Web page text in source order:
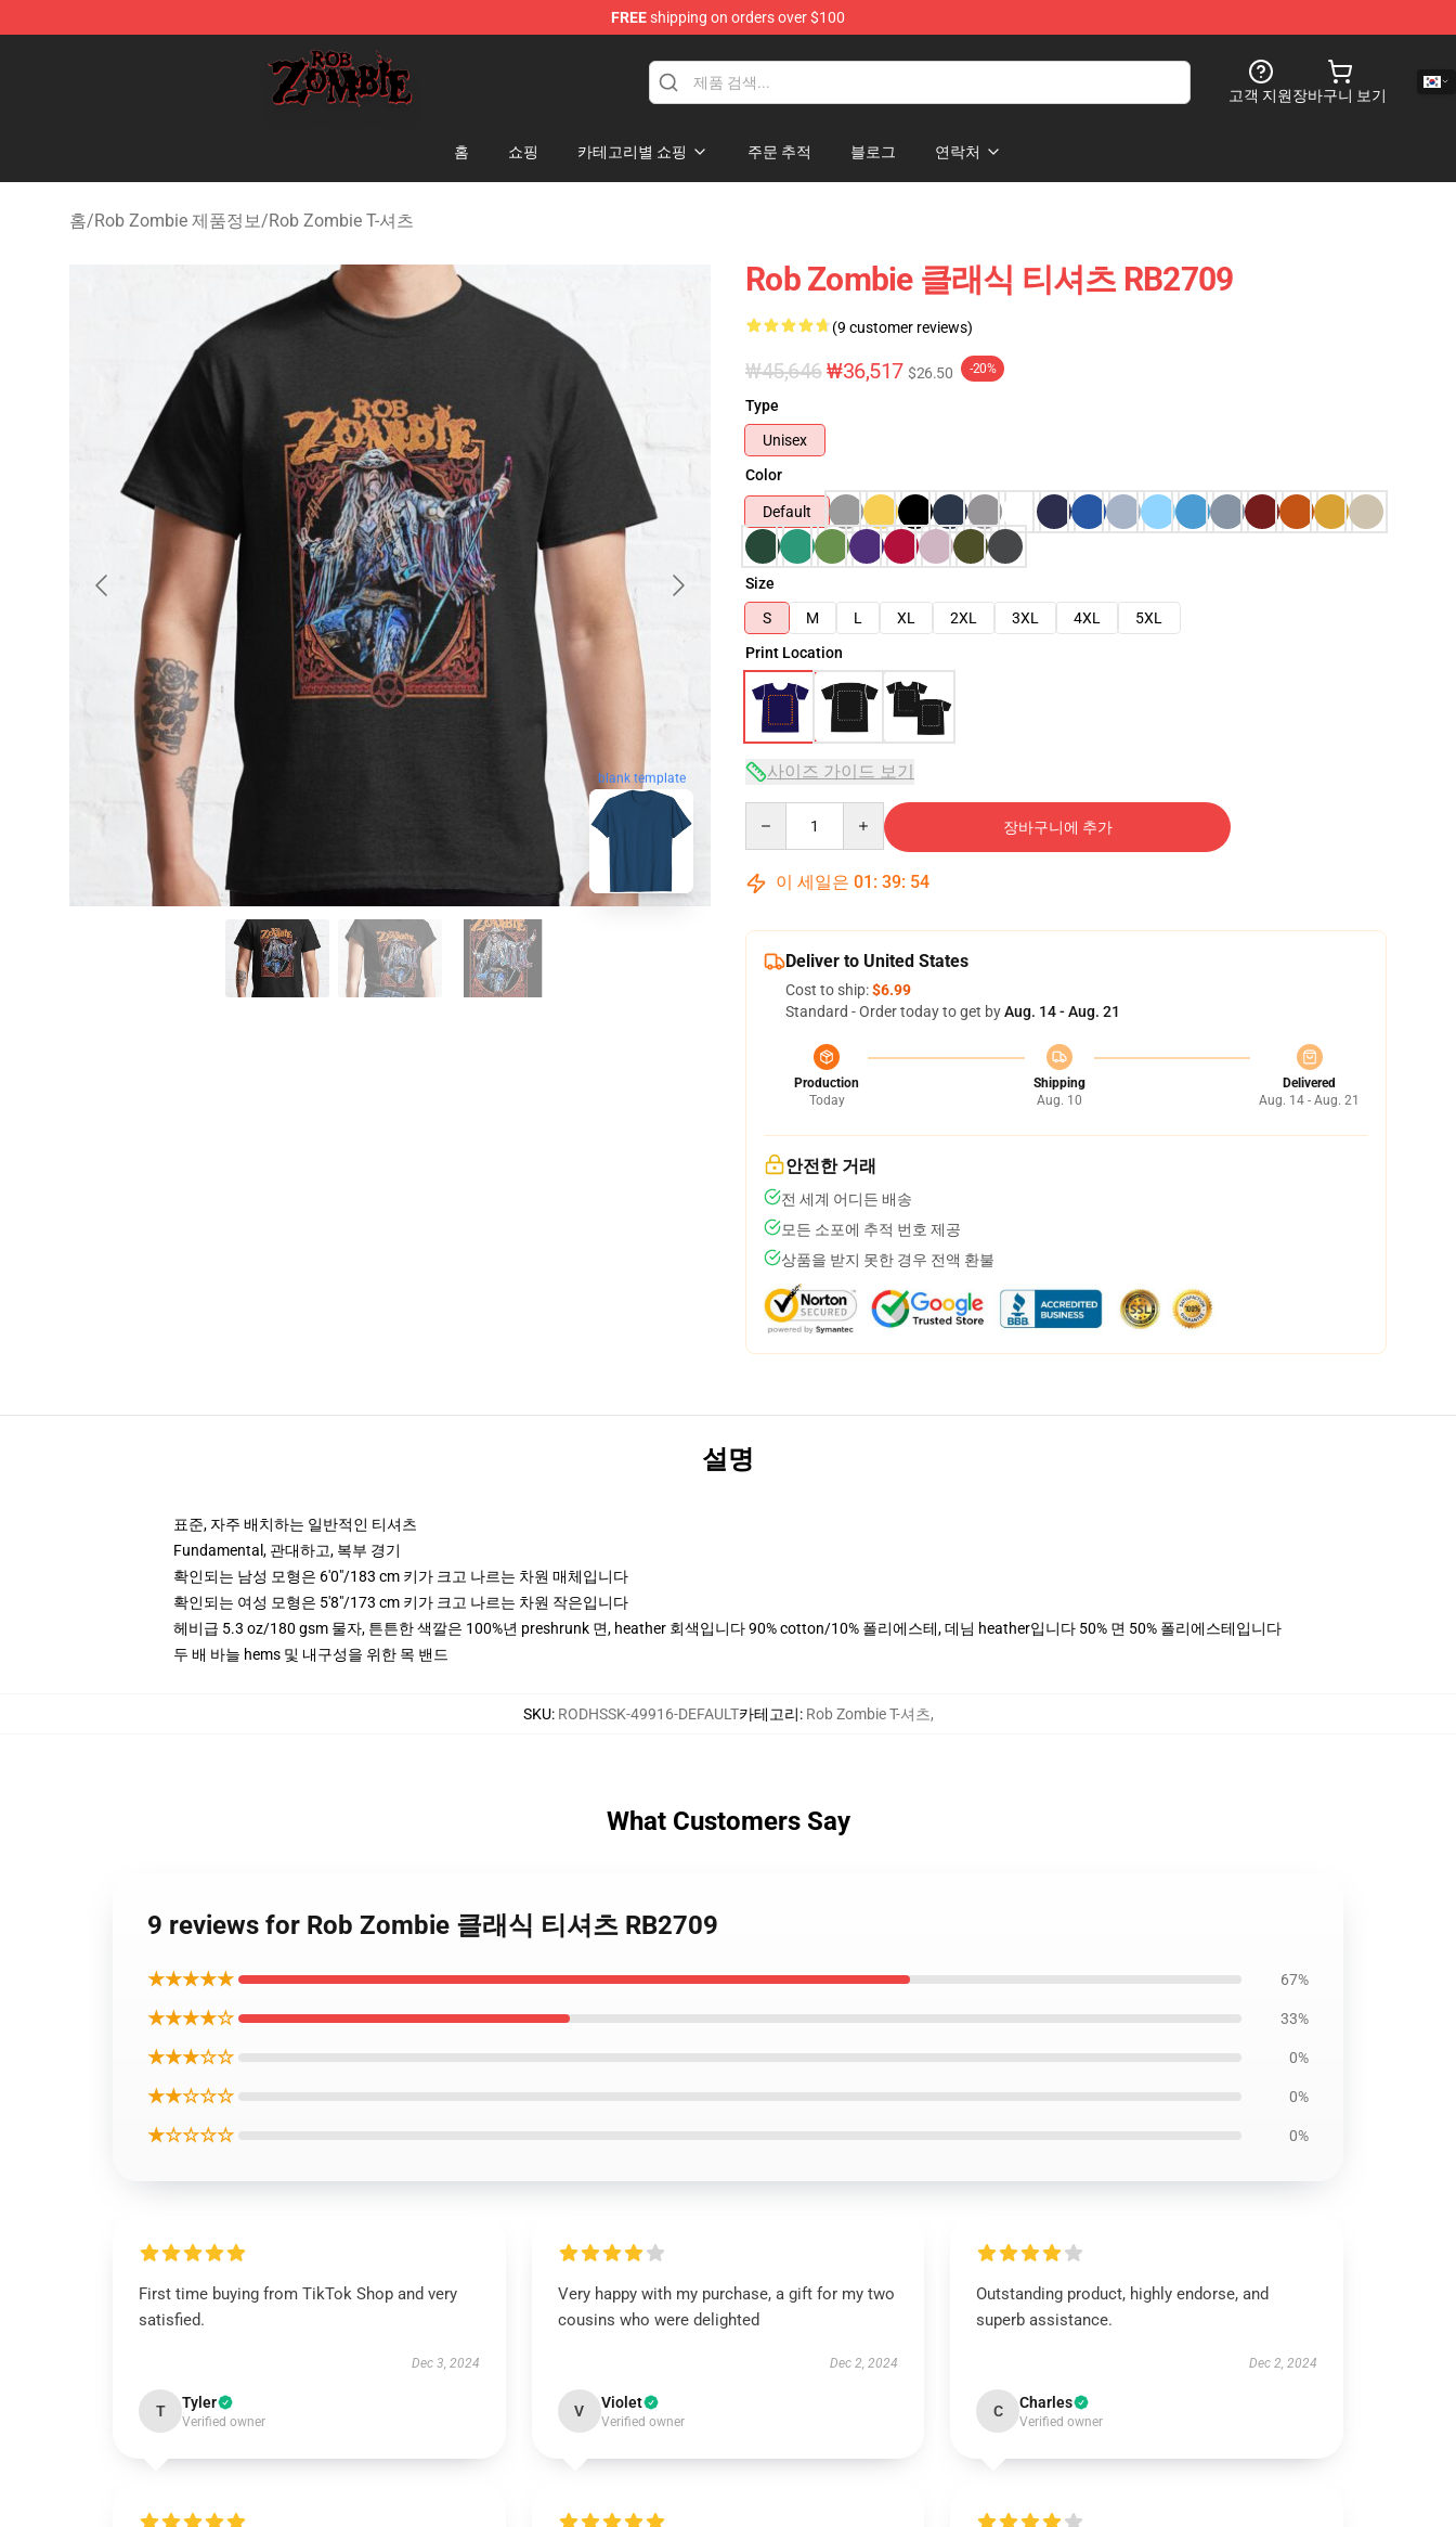
FREEshipping on orders over $100
Rob Zombie Shop - Official Rob Zombie Merchandise Store
고객 지원장바구니 보기
홈 쇼핑 카테고리별 쇼핑 주문 추적 블로그 연락처
홈/Rob Zombie 제품정보/Rob Zombie T-셔츠
blank template
Rob Zombie 클래식 티셔츠 RB2709
(9 customer reviews)
₩45,646₩36,517 $26.50 -20%
Type
Unisex
Color
Default
Size
S
M L XL 2XL 3XL 4XL
5XL
Print Location
사이즈 가이드 보기
장바구니에 추가
이 세일은 01 : 39: 53
Deliver to United States
Cost to ship:$6.99
Standard - Order today to get byAug. 14 - Aug. 21
Production
Today
Shipping
Aug. 10
Delivered
Aug. 14 - Aug. 21
안전한 거래
전 세계 어디든 배송
모든 소포에 추적 번호 제공
상품을 받지 못한 경우 전액 환불
설명
표준, 자주 배치하는 일반적인 티셔츠
Fundamental, 관대하고, 복부 경기
확인되는 남성 모형은 6'0"/183 cm 키가 크고 나르는 차원 매체입니다
확인되는 여성 모형은 5'8"/173 cm 키가 크고 나르는 차원 작은입니다
헤비급 5.3 oz/180 gsm 물자, 튼튼한 색깔은 100%년 preshrunk 면, heather 회색입니다 90% cotton/10% 폴리에스테, 데님 heather입니다 50% 면 50% 폴리에스테입니다
두 배 바늘 hems 및 내구성을 위한 목 밴드
SKU: RODHSSK-49916-DEFAULT카테고리: Rob Zombie T-셔츠,
What Customers Say
9 reviews for Rob Zombie 클래식 티셔츠 RB2709
★★★★★ 67%
★★★★☆ 33%
★★★☆☆ 0%
★★☆☆☆ 0%
★☆☆☆☆ 0%
First time buying from TikTok Shop and very
satisfied.
Dec 3, 2024
T Tyler
Verified owner
Very happy with my purchase, a gift for my two
cousins who were delighted
Dec 2, 2024
V Violet
Verified owner
Outstanding product, highly endorse, and
superb assistance.
Dec 2, 2024
C Charles
Verified owner